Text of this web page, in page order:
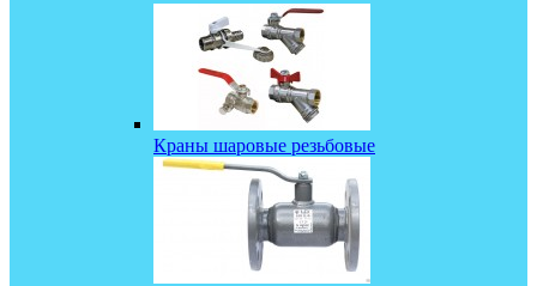
Краны шаровые резьбовые